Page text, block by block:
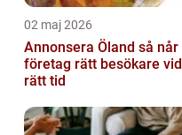
02 maj 2026
Annonsera Öland så når
företag rätt besökare vid
rätt tid